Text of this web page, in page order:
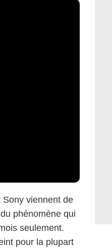
Sony viennent de
phénomène qui
seulement.
pour la plupart